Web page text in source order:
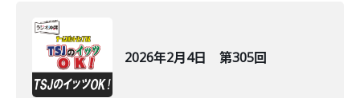
2026年2月4日 第305回